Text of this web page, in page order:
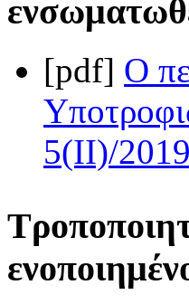
[pdf] Ο
5(II)/